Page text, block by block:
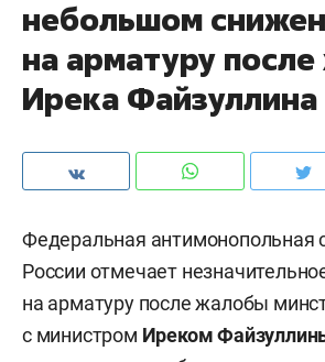
небольшом
на арматуру
Ирека Файзуллина
Федеральная антимонопольная
России отмечает
на арматуру после жалобы
с министром Иреком